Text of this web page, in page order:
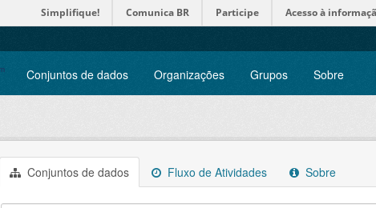
Simplifique! Comunica BR Participe Acesso à
Conjuntos de dados Organizações Grupos Sobre
Conjuntos de dados Fluxo de Atividades Sobre